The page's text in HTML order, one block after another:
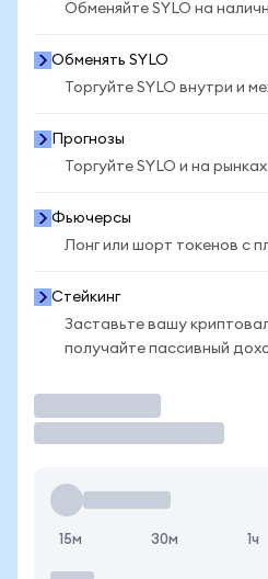
Обменяйте SYLO на
Обменять SYLO
Торгуйте SYLO внутри и
Прогнозы
Торгуйте SYLO и на
Фьючерсы
Лонг или шорт токенов с
Стейкинг
Заставьте вашу
получайте пассивный
15м 30м 1ч